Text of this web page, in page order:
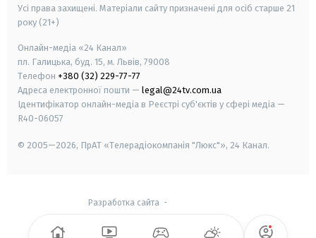
Усі права захищені. Матеріали сайту призначені для осіб старше 21
року (21+)
Онлайн-медіа «24 Канал»
пл. Галицька, буд. 15, м. Львів, 79008
Телефон +380 (32) 229-77-77
Адреса електронної пошти — legal@24tv.com.ua
Ідентифікатор онлайн-медіа в Реєстрі суб'єктів у сфері медіа —
R40-06057
© 2005—2026, ПрАТ «Телерадіокомпанія "Люкс"», 24 Канал.
Разработка сайта -